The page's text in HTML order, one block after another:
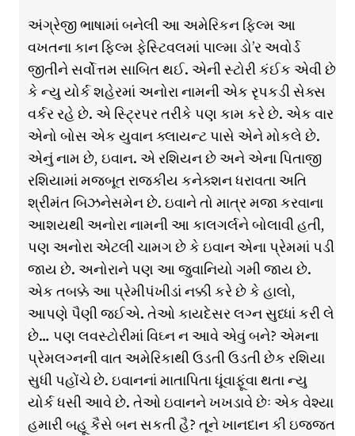
અંગ્રેજી ભાષામાં બનેલી આ અમેરિકન ફિલ્મ આ
વખતના કાન ફિલ્મ ફેસ્ટિવલમાં પાલ્મા ડો’ર અવોર્ડ
જીતીને સર્વોત્તમ સાબિત થઈ. એની સ્ટોરી કંઈક એવી છે
કે ન્યુ યોર્ક શહેરમાં અનોરા નામની એક રૃપકડી સેક્સ
વર્કર રહે છે. એ સ્ટ્રિપર તરીકે પણ કામ કરે છે. એક વાર
એનો બોસ એક યુવાન ક્લાયન્ટ પાસે એને મોકલે છે.
એનું નામ છે, ઇવાન. એ રશિયન છે અને એના પિતાજી
રશિયામાં મજબૂત રાજકીય કનેક્શન ધરાવતા અતિ
શ્રીમંત બિઝનેસમેન છે. ઇવાને તો માત્ર મજા કરવાના
આશયથી અનોરા નામની આ કાલગર્લને બોલાવી હતી,
પણ અનોરા એટલી ચામગ છે કે ઇવાન એના પ્રેમમાં પડી
જાય છે. અનોરાને પણ આ જુવાનિયો ગમી જાય છે.
એક તબક્કે આ પ્રેમીપંખીડાં નક્કી કરે છે કે હાલો,
આપણે પૈણી જઈએ. તેઓ કાયદેસર લગ્ન સુધ્ધાં કરી લે
છે… પણ લવસ્ટોરીમાં વિઘ્ન ન આવે એવું બને? એમના
પ્રેમલગ્નની વાત અમેરિકાથી ઉડતી ઉડતી છેક રશિયા
સુધી પહોંચે છે. ઇવાનનાં માતાપિતા ધૂંવાફૂંવા થતા ન્યુ
યોર્ક ધસી આવે છે. તેઓ ઇવાનને ખખડાવે છેઃ એક વેશ્યા
હમારી બહૂ કૈસે બન સકતી હૈ? તૂને ખાનદાન કી ઇજ્જત